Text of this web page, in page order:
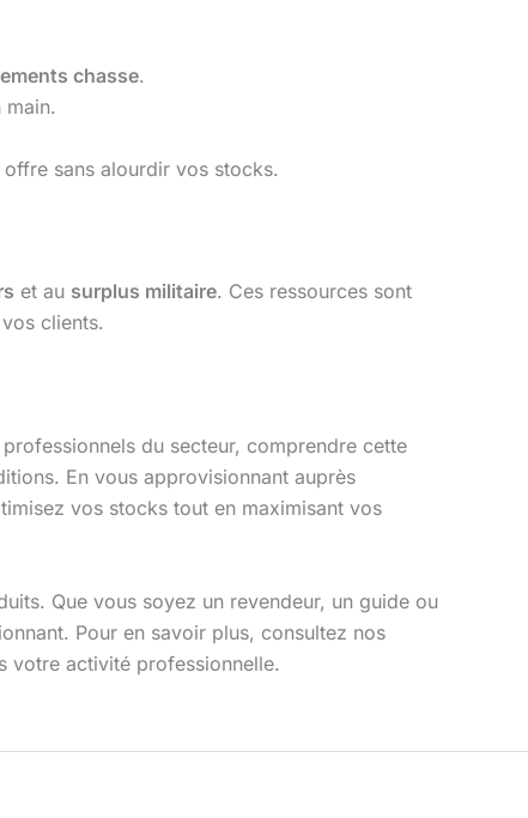
chasse.
main.
sans alourdir vos stocks.
et au surplus militaire. Ces ressources sont
clients.
du secteur, comprendre cette
En vous approvisionnant auprès
vos stocks tout en maximisant vos
Que vous soyez un revendeur, un guide ou
Pour en savoir plus, consultez nos
votre activité professionnelle.